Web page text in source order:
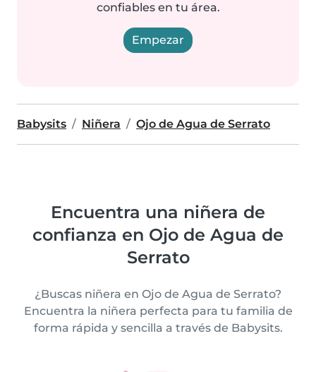
confiables en tu área.
Empezar
Babysits Niñera Ojo de Agua de Serrato
Encuentra una niñera de
confianza en Ojo de Agua de
Serrato
¿Buscas niñera en Ojo de Agua de Serrato?
Encuentra la niñera perfecta para tu familia de
forma rápida y sencilla a través de Babysits.